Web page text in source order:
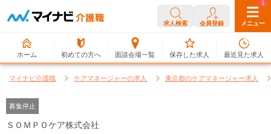
求人検索 会員登録 メニュー
ホーム 初めての方へ 面談会場一覧
0
保存した求人
1
最近見た求人
マイナビ介護職 ケアマネージャーの求人 東京都のケアマネージャー求人
募集停止
ＳＯＭＰＯケア株式会社